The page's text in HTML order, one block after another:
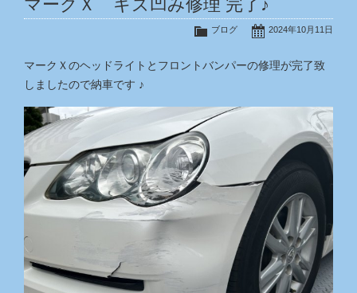
マークＸ キズ凹み修理 完了♪
2024年10月11日
ブログ
マークＸのヘッドライトとフロントバンパーの修理が完了致
しましたので納車です ♪